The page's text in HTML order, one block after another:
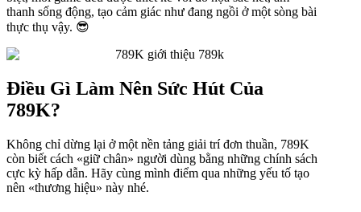
thanh sống động, tạo cảm giác như đang ngồi ở một sòng bài
thực thụ vậy. 😎
Điều Gì Làm Nên Sức Hút Của
789K?
Không chỉ dừng lại ở một nền tảng giải trí đơn thuần, 789K
còn biết cách «giữ chân» người dùng bằng những chính sách
cực kỳ hấp dẫn. Hãy cùng mình điểm qua những yếu tố tạo
nên «thương hiệu» này nhé.